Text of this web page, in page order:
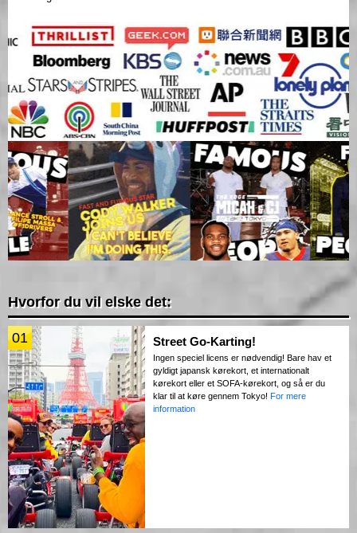
Hvorfor du vil elske det:
01 Street Go-Karting!
Ingen speciel licens er nødvendig! Bare hav et
gyldigt japansk kørekort, et internationalt
kørekort eller et SOFA-kørekort, og så er du
klar til at køre gennem Tokyo! For mere
information